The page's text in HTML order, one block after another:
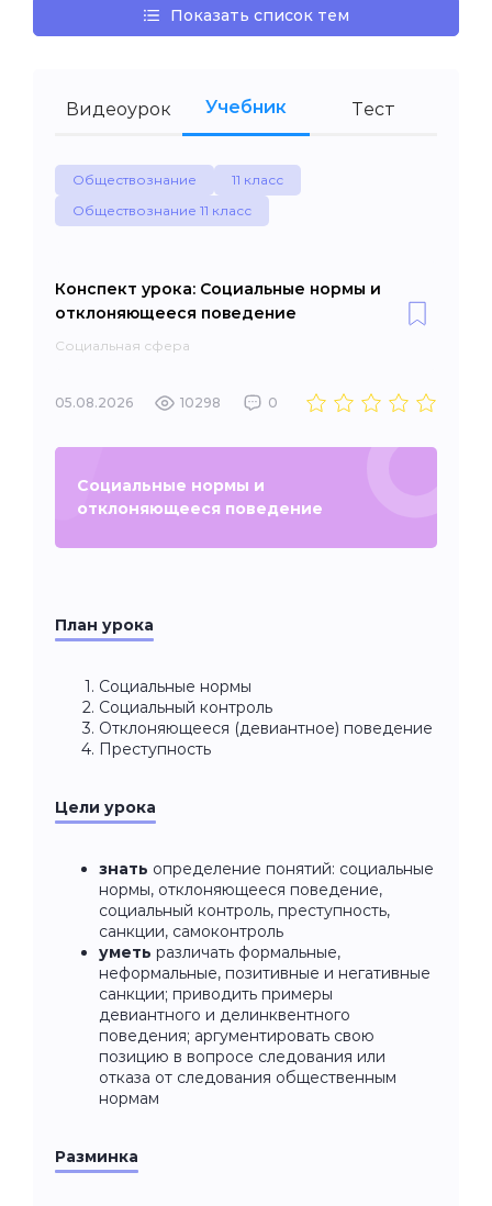
Показать список тем
Видеоурок Учебник Тест
Обществознание
11 класс
Обществознание 11 класс
Конспект урока: Социальные нормы и
отклоняющееся поведение
Социальная сфера
05.08.2026 10298 0
Социальные нормы и
отклоняющееся поведение
План урока
Социальные нормы
Социальный контроль
Отклоняющееся (девиантное) поведение
Преступность
Цели урока
знать определение понятий: социальные
нормы, отклоняющееся поведение,
социальный контроль, преступность,
санкции, самоконтроль
уметь различать формальные,
неформальные, позитивные и негативные
санкции; приводить примеры
девиантного и делинквентного
поведения; аргументировать свою
позицию в вопросе следования или
отказа от следования общественным
нормам
Разминка